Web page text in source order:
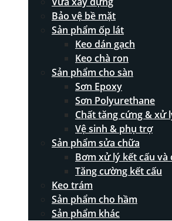
Bảo vệ bề mặt
Sản phẩm ốp lát
Keo dán gạch
Keo chà ron
Sản phẩm cho sàn
Sơn Epoxy
Sơn Polyurethane
Chất tăng cứng & xử
Vệ sinh & phụ trợ
Sản phẩm sửa chữa
Bơm xử lý kết cấu và
Tăng cường kết cấu
Keo trám
Sản phẩm cho hầm
Sản phẩm khác